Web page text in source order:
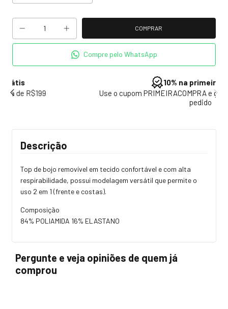
Compre pelo WhatsApp
10% na primeira compra
Use o cupom PRIMEIRACOMPRA e ganhe 10% no seu primeiro
Descrição
Top de bojo removível em tecido confortável e com alta
respirabilidade, possui modelagem versátil que permite o
uso 2 em 1 (frente e costas).
Composição
84% POLIAMIDA 16% ELASTANO
Pergunte e veja opiniões de quem já
comprou